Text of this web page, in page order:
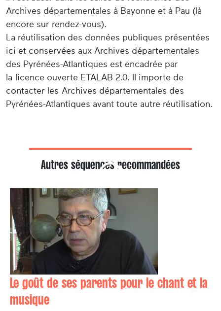
Archives départementales à Bayonne et à Pau (là
encore sur rendez-vous).
La réutilisation des données publiques présentées
ici et conservées aux Archives départementales
des Pyrénées-Atlantiques est encadrée par
la licence ouverte ETALAB 2.0. Il importe de
contacter les Archives départementales des
Pyrénées-Atlantiques avant toute autre réutilisation.
Autres séquences recommandées
Le goût de ses parents pour le chant et la
musique